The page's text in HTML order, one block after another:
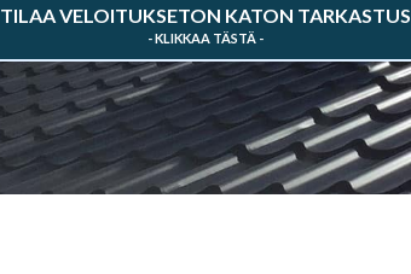
TILAA VELOITUKSETON KATON TARKASTUS